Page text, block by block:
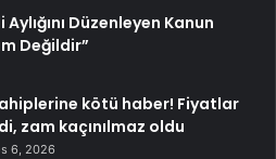
Aylığını Düzenleyen Kanun
Değildir”
kötü haber! Fiyatlar
zam kaçınılmaz oldu
6, 2026